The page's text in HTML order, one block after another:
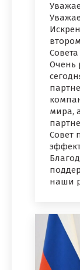
Очень
мира,
Совет
наши